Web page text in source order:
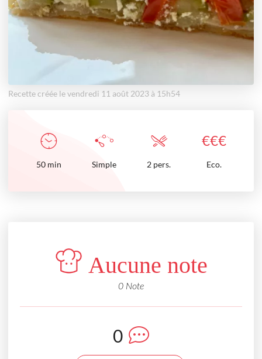
Recette créée le vendredi 11 août 2023 à 15h54
€€€
50 min Simple 2 pers. Eco.
Aucune note
0 Note
0